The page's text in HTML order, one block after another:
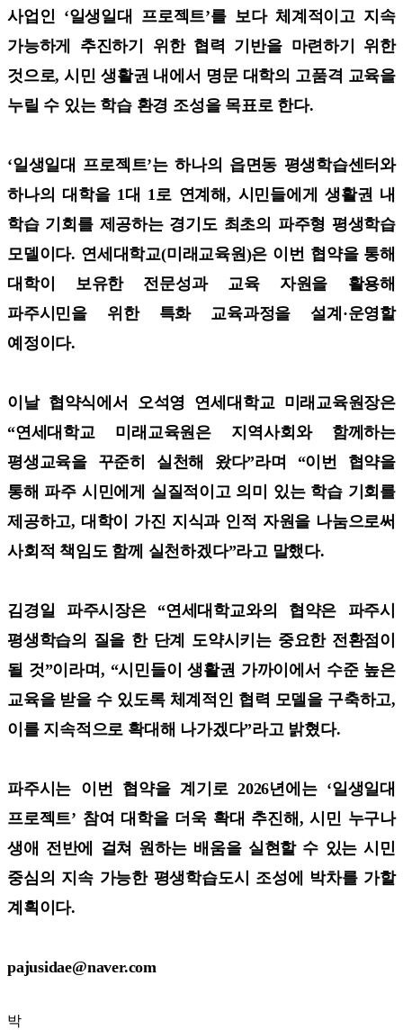
사업인 ‘일생일대 프로젝트’를 보다 체계적이고 지속
가능하게 추진하기 위한 협력 기반을 마련하기 위한
것으로, 시민 생활권 내에서 명문 대학의 고품격 교육을
누릴 수 있는 학습 환경 조성을 목표로 한다.
‘일생일대 프로젝트’는 하나의 읍면동 평생학습센터와
하나의 대학을 1대 1로 연계해, 시민들에게 생활권 내
학습 기회를 제공하는 경기도 최초의 파주형 평생학습
모델이다. 연세대학교(미래교육원)은 이번 협약을 통해
대학이 보유한 전문성과 교육 자원을 활용해
파주시민을 위한 특화 교육과정을 설계·운영할
예정이다.
이날 협약식에서 오석영 연세대학교 미래교육원장은
“연세대학교 미래교육원은 지역사회와 함께하는
평생교육을 꾸준히 실천해 왔다”라며 “이번 협약을
통해 파주 시민에게 실질적이고 의미 있는 학습 기회를
제공하고, 대학이 가진 지식과 인적 자원을 나눔으로써
사회적 책임도 함께 실천하겠다”라고 말했다.
김경일 파주시장은 “연세대학교와의 협약은 파주시
평생학습의 질을 한 단계 도약시키는 중요한 전환점이
될 것”이라며, “시민들이 생활권 가까이에서 수준 높은
교육을 받을 수 있도록 체계적인 협력 모델을 구축하고,
이를 지속적으로 확대해 나가겠다”라고 밝혔다.
파주시는 이번 협약을 계기로 2026년에는 ‘일생일대
프로젝트’ 참여 대학을 더욱 확대 추진해, 시민 누구나
생애 전반에 걸쳐 원하는 배움을 실현할 수 있는 시민
중심의 지속 가능한 평생학습도시 조성에 박차를 가할
계획이다.
pajusidae@naver.com
박